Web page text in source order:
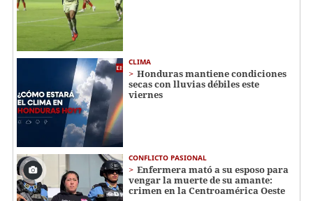
CLIMA
Honduras mantiene condiciones
secas con lluvias débiles este
viernes
CONFLICTO PASIONAL
Enfermera mató a su esposo para
vengar la muerte de su amante:
crimen en la Centroamérica Oeste